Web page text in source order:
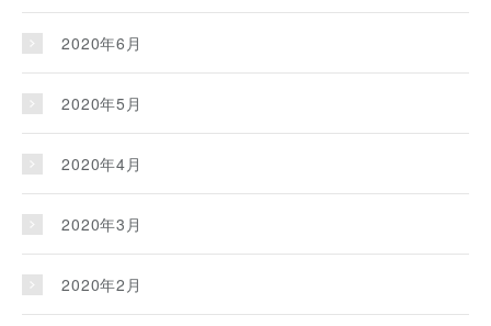
2020年6月
2020年5月
2020年4月
2020年3月
2020年2月